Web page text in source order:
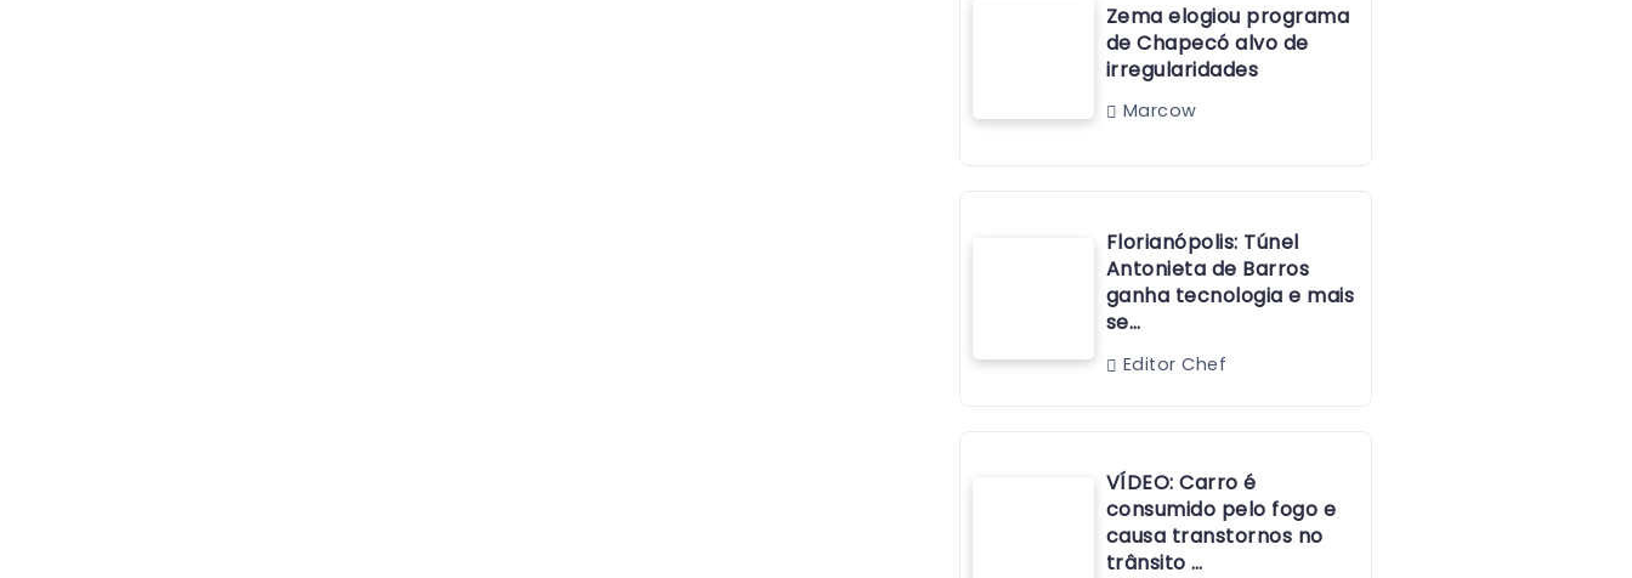
Zema elogiou programa
de Chapecó alvo de
irregularidades
Marcow
Florianópolis: Túnel
Antonieta de Barros
ganha tecnologia e mais
se…
Editor Chef
VÍDEO: Carro é
consumido pelo fogo e
causa transtornos no
trânsito …